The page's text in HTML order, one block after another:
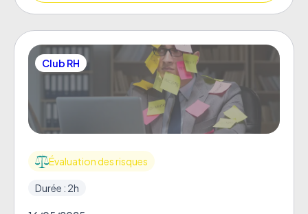
Club RH
Évaluation des risques
Durée : 2h